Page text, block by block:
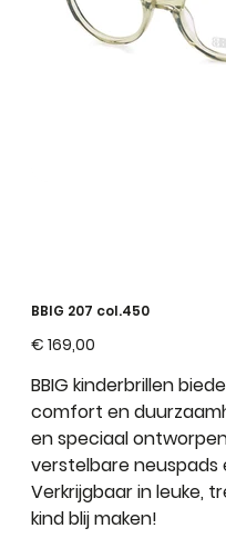
BBIG 207 col.450
Prijs
€ 169,00
BBIG kinderbrillen
comfort en
en speciaal
verstelbare neuspads
Verkrijgbaar in leuke,
kind blij maken!